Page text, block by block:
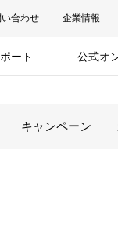
合わせ 企業情報
ート 公式オ
キャンペーン